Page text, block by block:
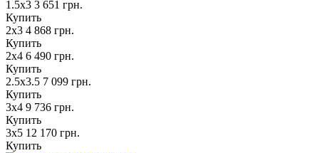
1.5х3 3 651 грн.
Купить
2х3 4 868 грн.
Купить
2х4 6 490 грн.
Купить
2.5х3.5 7 099 грн.
Купить
3х4 9 736 грн.
Купить
3х5 12 170 грн.
Купить